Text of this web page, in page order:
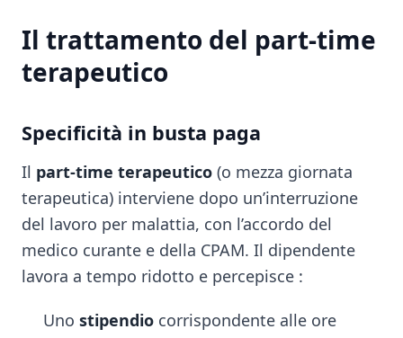
Il trattamento del part-time
terapeutico
Specificità in busta paga
Il part-time terapeutico (o mezza giornata
terapeutica) interviene dopo un’interruzione
del lavoro per malattia, con l’accordo del
medico curante e della CPAM. Il dipendente
lavora a tempo ridotto e percepisce :
Uno stipendio corrispondente alle ore